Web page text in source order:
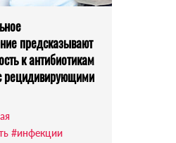
предсказывают
к антибиотикам
рецидивирующими
#инфекции